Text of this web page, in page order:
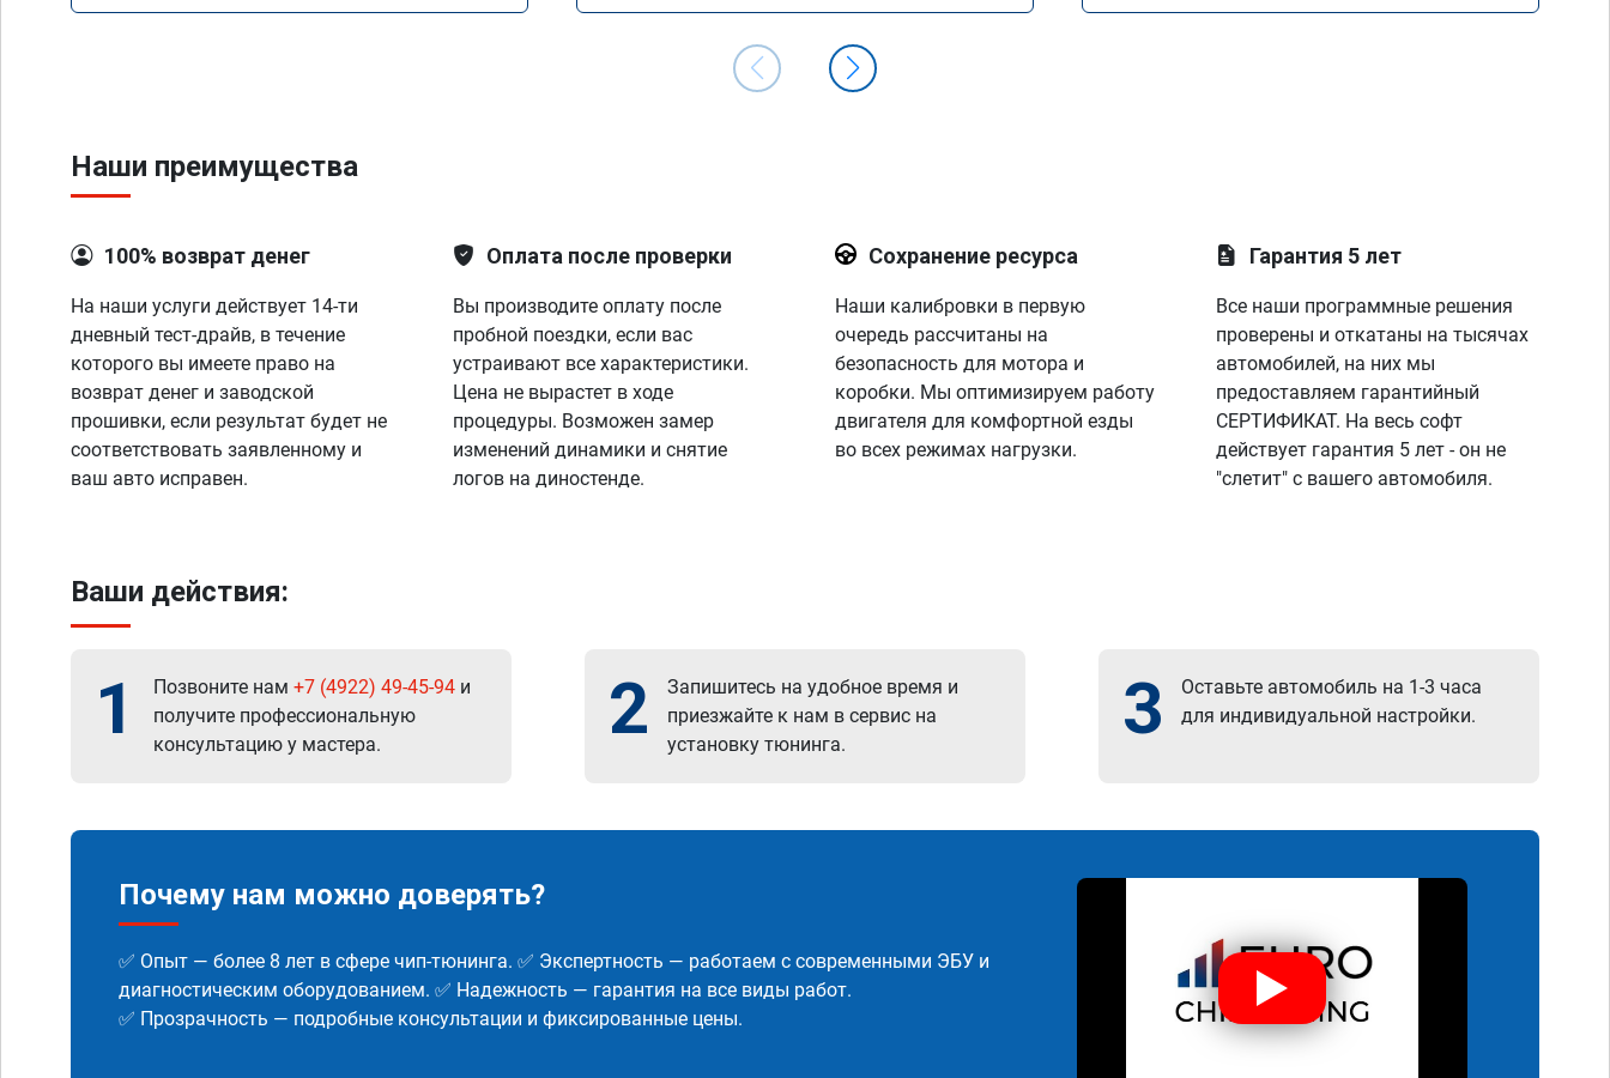
Наши преимущества
100% возврат денег
На наши услуги действует 14-ти
дневный тест-драйв, в течение
которого вы имеете право на
возврат денег и заводской
прошивки, если результат будет не
соответствовать заявленному и
ваш авто исправен.
Оплата после проверки
Вы производите оплату после
пробной поездки, если вас
устраивают все характеристики.
Цена не вырастет в ходе
процедуры. Возможен замер
изменений динамики и снятие
логов на диностенде.
Сохранение ресурса
Наши калибровки в первую
очередь рассчитаны на
безопасность для мотора и
коробки. Мы оптимизируем работу
двигателя для комфортной езды
во всех режимах нагрузки.
Гарантия 5 лет
Все наши программные решения
проверены и откатаны на тысячах
автомобилей, на них мы
предоставляем гарантийный
СЕРТИФИКАТ. На весь софт
действует гарантия 5 лет - он не
"слетит" с вашего автомобиля.
Ваши действия:
1 Позвоните нам +7 (4922) 49-45-94 и
получите профессиональную
консультацию у мастера.
2
Запишитесь на удобное время и
приезжайте к нам в сервис на
установку тюнинга.
3
Оставьте автомобиль на 1-3 часа
для индивидуальной настройки.
Почему нам можно доверять?
✅ Опыт — более 8 лет в сфере чип-тюнинга. ✅ Экспертность — работаем с современными ЭБУ и
диагностическим оборудованием. ✅ Надежность — гарантия на все виды работ.
✅ Прозрачность — подробные консультации и фиксированные цены.